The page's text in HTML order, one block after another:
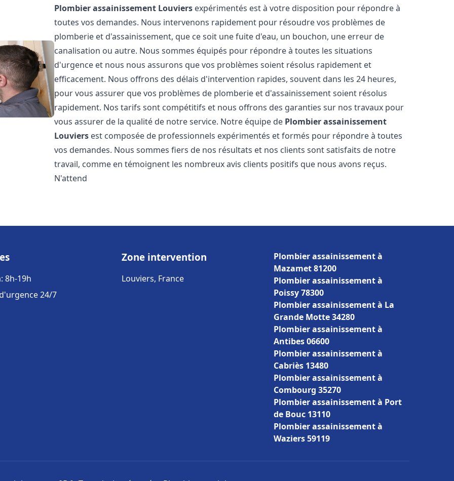
Plombier assainissement Louviers expérimentés est à votre disposition pour répondre à
toutes vos demandes. Nous intervenons rapidement pour résoudre vos problèmes de
plomberie et d'assainissement, que ce soit une fuite d'eau, un bouchon, une erreur de
canalisation ou autre. Nous sommes équipés pour répondre à toutes les situations
d'urgence et nous nous assurons que vos problèmes soient résolus rapidement et
efficacement. Nous offrons des délais d'intervention rapides, souvent dans les 24 heures,
pour vous assurer que vos problèmes de plomberie et d'assainissement soient résolus
rapidement. Nos tarifs sont compétitifs et nous offrons des garanties sur nos travaux pour
vous assurer de la qualité de notre service. Notre équipe de Plombier assainissement
Louviers est composée de professionnels expérimentés et formés pour répondre à toutes
vos demandes. Nous sommes fiers de nos résultats et nos clients sont satisfaits de notre
travail, comme en témoignent les nombreux avis clients positifs que nous avons reçus.
N'attend
8h-19h
24/7
Zone intervention
Louviers, France
Plombier assainissement à
Mazamet 81200
Plombier assainissement à
Poissy 78300
Plombier assainissement à La
Grande Motte 34280
Plombier assainissement à
Antibes 06600
Plombier assainissement à
Cabriès 13480
Plombier assainissement à
Combourg 35270
Plombier assainissement à Port
de Bouc 13110
Plombier assainissement à
Waziers 59119